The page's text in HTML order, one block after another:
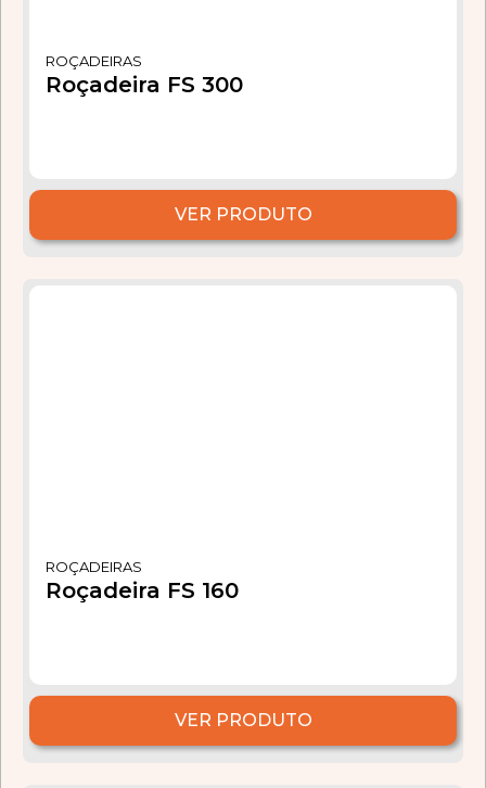
ROÇADEIRAS
Roçadeira FS 300
VER PRODUTO
ROÇADEIRAS
Roçadeira FS 160
VER PRODUTO